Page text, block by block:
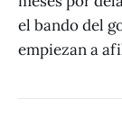
el bando del
empiezan a